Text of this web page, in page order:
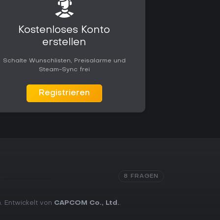
Kostenloses Konto
erstellen
Schalte Wunschlisten, Preisalarme und
Steam-Sync frei
Registrieren
8 FRAGEN
Entwickelt von CAPCOM Co., Ltd..